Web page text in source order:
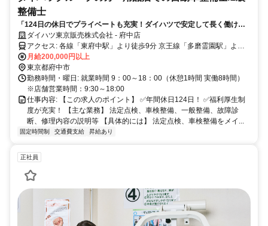
整備士
「124日の休日でプライベートも充実！ダイハツで安定して長く働ける
職場」
ダイハツ東京販売株式会社 - 府中店
アクセス: 各線「東府中駅」より徒歩9分 京王線「多磨霊園駅」より
徒歩9分 西武多摩川線「白糸台駅」より徒歩13分
月給200,000円以上
東京都府中市
勤務時間・曜日: 就業時間 9：00～18：00（休憩1時間 実働8時間）
※店舗営業時間：9:30～18:00
仕事内容: 【この求人のポイント】 ✅年間休日124日！ ✅福利厚生制
度が充実！ 【主な業務】 法定点検、車検整備、一般整備、故障診
断、修理内容の説明等 【具体的には】 法定点検、車検整備をメイ...
固定時間制 交通費支給 昇給あり
正社員